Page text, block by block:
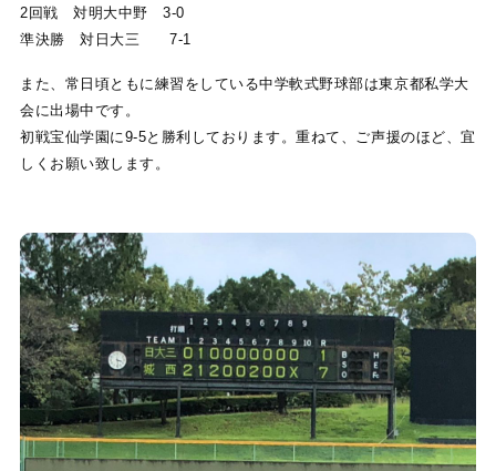
2回戦 対明大中野 3-0
準決勝 対日大三 7-1
また、常日頃ともに練習をしている中学軟式野球部は東京都私学大
会に出場中です。
初戦宝仙学園に9-5と勝利しております。重ねて、ご声援のほど、宜
しくお願い致します。